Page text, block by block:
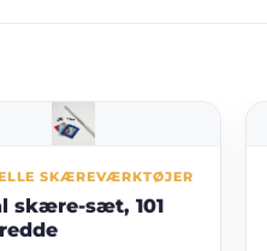
SKÆREVÆRKTØJER
skære-sæt, 101